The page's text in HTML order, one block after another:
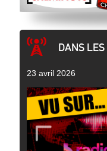
DANS LES
23 avril 2026